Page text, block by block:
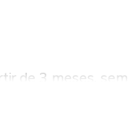
de 3 meses, sem